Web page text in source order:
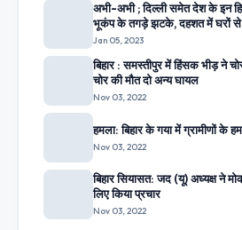
अभी-अभी ; दिल्ली समेत देश के इन
भूकंप के तगड़े झटके, दहशत में घरों से
Jan 05, 2023
बिहार : समस्तीपुर में हिंसक भीड़ ने
चोर की मौत दो अन्य घायल
Nov 03, 2022
हमला: बिहार के गया में ग्रामीणों के
Nov 03, 2022
बिहार सियासत: जद (यू) अध्यक्ष ने
लिए किया प्रचार
Nov 03, 2022